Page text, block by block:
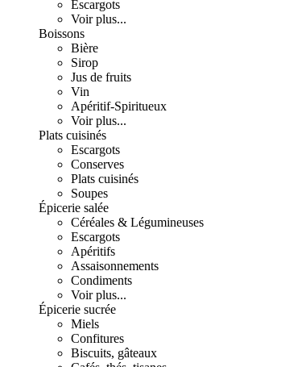
Escargots
Voir plus...
Boissons
Bière
Sirop
Jus de fruits
Vin
Apéritif-Spiritueux
Voir plus...
Plats cuisinés
Escargots
Conserves
Plats cuisinés
Soupes
Épicerie salée
Céréales & Légumineuses
Escargots
Apéritifs
Assaisonnements
Condiments
Voir plus...
Épicerie sucrée
Miels
Confitures
Biscuits, gâteaux